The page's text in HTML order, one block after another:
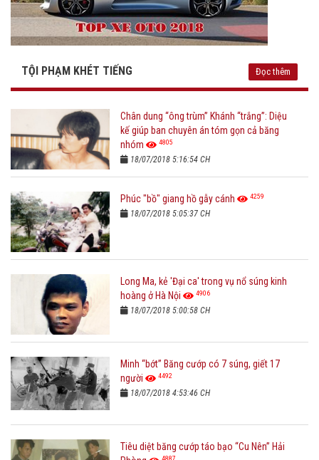
TỘI PHẠM KHÉT TIẾNG Đọc thêm
Chân dung “ông trùm” Khánh “trắng”: Diệu
kế giúp ban chuyên án tóm gọn cả băng
nhóm
4805
18/07/2018 5:16:54 CH
Phúc "bồ" giang hồ gẫy cánh 4259
18/07/2018 5:05:37 CH
Long Ma, kẻ 'Đại ca' trong vụ nổ súng kinh
hoàng ở Hà Nội
4906
18/07/2018 5:00:58 CH
Minh “bớt” Băng cướp có 7 súng, giết 17
người
4492
18/07/2018 4:53:46 CH
Tiêu diệt băng cướp táo bạo “Cu Nên” Hải
4887